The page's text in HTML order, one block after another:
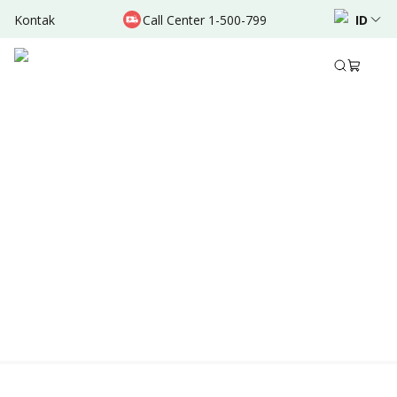
Kontak Call Center 1-500-799 ID
Location & Schedule